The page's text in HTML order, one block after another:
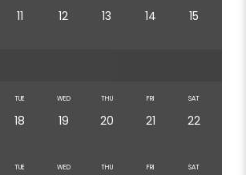
11 12 13 14 15
TUE
18
WED
19
THU
20
FRI
21
SAT
22
TUE WED THU FRI SAT